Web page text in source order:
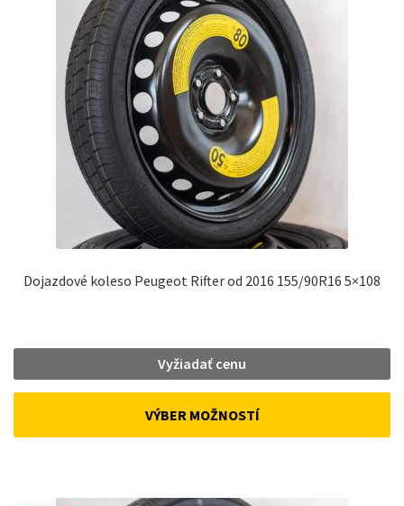
Dojazdové koleso Peugeot Rifter od 2016 155/90R16 5×108
Vyžiadať cenu
VÝBER MOŽNOSTÍ